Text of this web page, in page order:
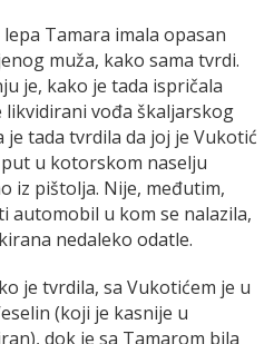
Tamara imala opasan
muža, kako sama tvrdi.
je, kako je tada ispričala
likvidirani vođa škaljarskog
je tada tvrdila da joj je Vukotić
u kotorskom naselju
iz pištolja. Nije, međutim,
automobil u kom se nalazila,
nedaleko odatle.
je tvrdila, sa Vukotićem je u
(koji je kasnije u
dok je sa Tamarom bila